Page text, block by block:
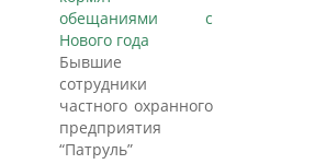
размере более 60
тысяч рублей
погасили
полностью. Но
уголовное дело,
возбуждённое по
факту невыплаты
обещаниями с
Нового года
Бывшие
сотрудники
частного охранного
предприятия
“Патруль”